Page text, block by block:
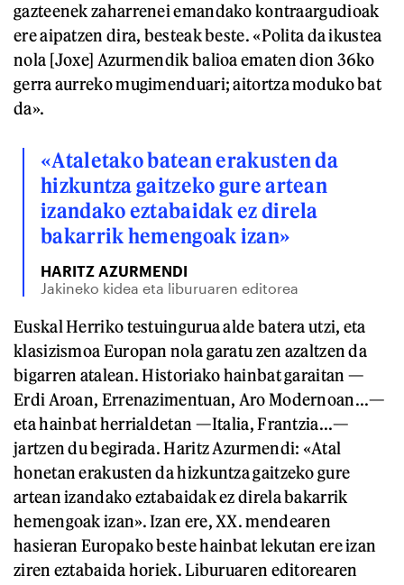
gazteenek zaharrenei emandako kontraargudioak
ere aipatzen dira, besteak beste. «Polita da ikustea
nola [Joxe] Azurmendik balioa ematen dion 36ko
gerra aurreko mugimenduari; aitortza moduko bat
da».
«Ataletako batean erakusten da
hizkuntza gaitzeko gure artean
izandako eztabaidak ez direla
bakarrik hemengoak izan»
HARITZ AZURMENDI
Jakineko kidea eta liburuaren editorea
Euskal Herriko testuingurua alde batera utzi, eta
klasizismoa Europan nola garatu zen azaltzen da
bigarren atalean. Historiako hainbat garaitan —
Erdi Aroan, Errenazimentuan, Aro Modernoan...—
eta hainbat herrialdetan —Italia, Frantzia...—
jartzen du begirada. Haritz Azurmendi: «Atal
honetan erakusten da hizkuntza gaitzeko gure
artean izandako eztabaidak ez direla bakarrik
hemengoak izan». Izan ere, XX. mendearen
hasieran Europako beste hainbat lekutan ere izan
ziren eztabaida horiek. Liburuaren editorearen